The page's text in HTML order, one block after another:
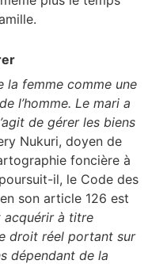
la femme comme une
l’homme. Le mari a
de gérer les biens
Nukuri, doyen de
foncière à
il, le Code des
son article 126 est
acquérir à titre
droit réel portant sur
dépendant de la